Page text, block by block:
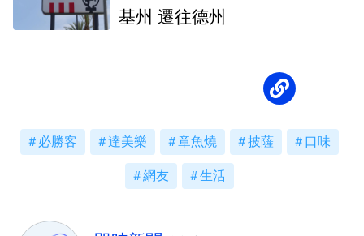
基州 遷往德州
必勝客 達美樂 章魚燒 披薩 口味
網友 生活